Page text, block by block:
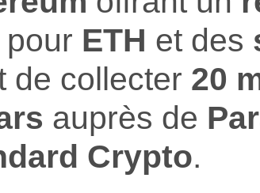
ETH et des
de collecter 20
auprès de
Crypto.